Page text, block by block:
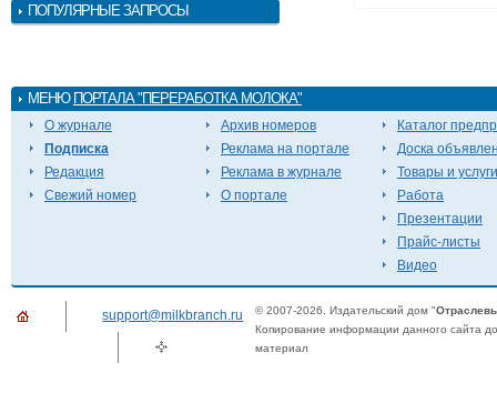
ПОПУЛЯРНЫЕ ЗАПРОСЫ
МЕНЮ ПОРТАЛА "ПЕРЕРАБОТКА МОЛОКА"
О журнале
Подписка
Редакция
Свежий номер
Архив номеров
Реклама на портале
Реклама в журнале
О портале
Каталог
Доска
Товары и услуги
Работа
Презентации
Прайс-листы
Видео
support@milkbranch.ru © 2007-2026. Издательский дом "
Копирование информации данного сайта
материал